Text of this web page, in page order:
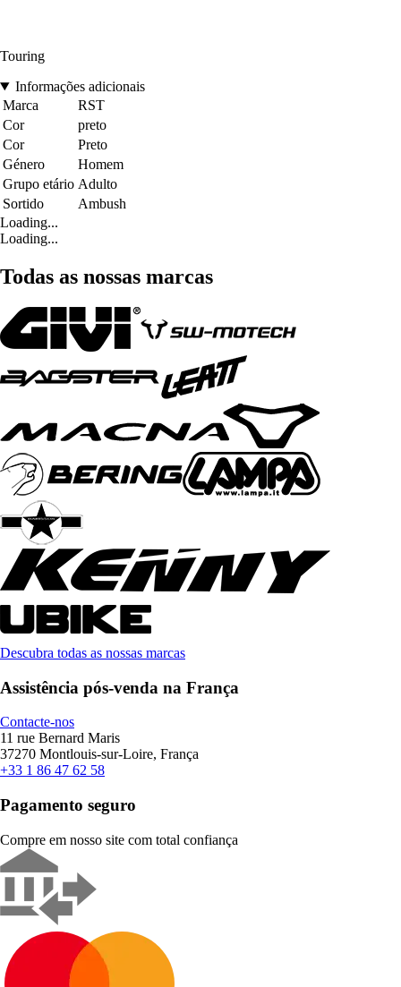
Touring
Informações adicionais
Marca
RST
Cor
preto
Cor
Preto
Género
Homem
Grupo etário Adulto
Sortido
Ambush
Loading...
Loading...
Todas as nossas marcas
Descubra todas as nossas marcas
Assistência pós-venda na França
Contacte-nos
11 rue Bernard Maris
37270 Montlouis-sur-Loire, França
+33 1 86 47 62 58
Pagamento seguro
Compre em nosso site com total confiança